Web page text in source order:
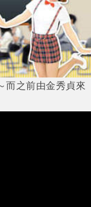
而之前由金秀貞來